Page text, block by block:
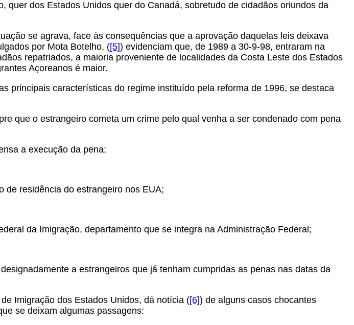
quer dos Estados Unidos quer do Canadá, sobretudo de cidadãos oriundos da
se agrava, face às consequências que a aprovação daquelas leis deixava
por Mota Botelho, ([5]) evidenciam que, de 1989 a 30-9-98, entraram na
repatriados, a maioria proveniente de localidades da Costa Leste dos Estados
Açoreanos é maior.
principais características do regime instituído pela reforma de 1996, se destaca
que o estrangeiro cometa um crime pelo qual venha a ser condenado com pena
a execução da pena;
de residência do estrangeiro nos EUA;
da Imigração, departamento que se integra na Administração Federal;
a estrangeiros que já tenham cumpridas as penas nas datas da
Imigração dos Estados Unidos, dá notícia ([6]) de alguns casos chocantes
se deixam algumas passagens: